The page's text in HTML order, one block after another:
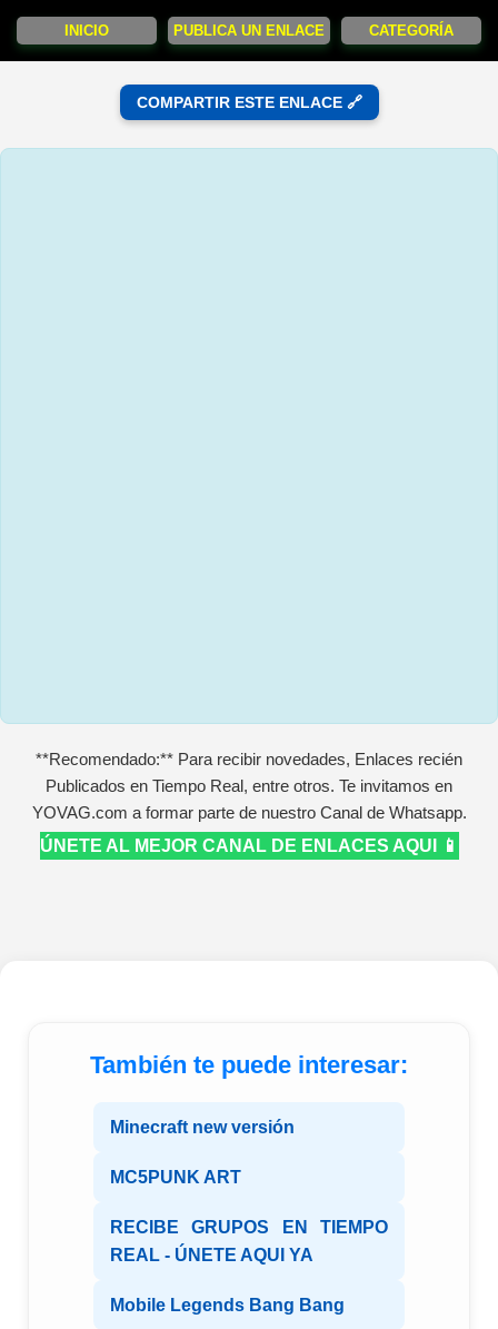
INICIO PUBLICA UN ENLACE CATEGORÍA
COMPARTIR ESTE ENLACE 🔗
**Recomendado:** Para recibir novedades, Enlaces recién
Publicados en Tiempo Real, entre otros. Te invitamos en
YOVAG.com a formar parte de nuestro Canal de Whatsapp.
ÚNETE AL MEJOR CANAL DE ENLACES AQUI 📱
También te puede interesar:
Minecraft new versión
MC5PUNK ART
RECIBE GRUPOS EN TIEMPO
REAL - ÚNETE AQUI YA
Mobile Legends Bang Bang